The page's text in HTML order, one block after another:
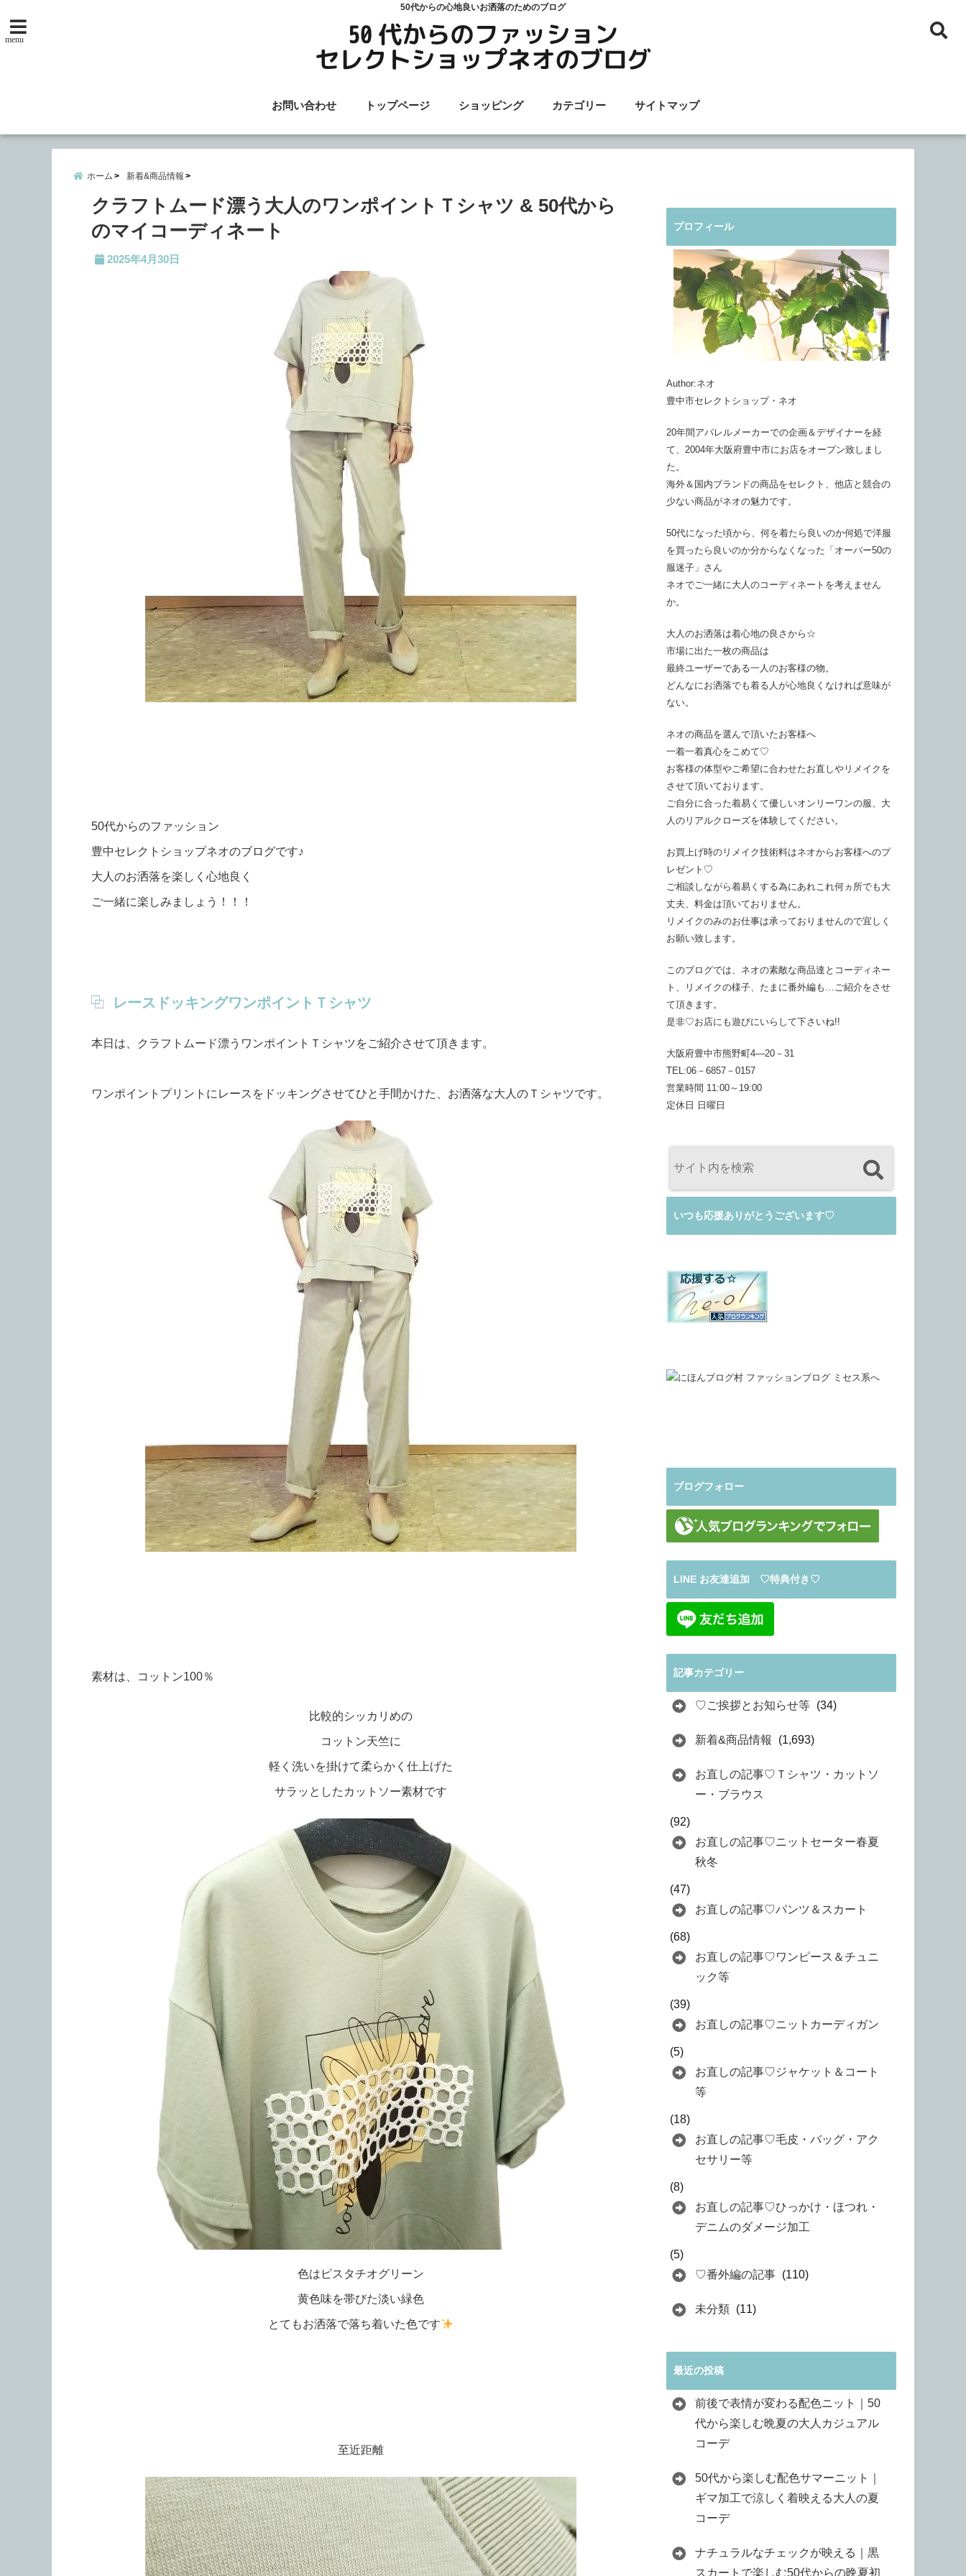
50代からの心地良いお洒落のためのブログ
menu
お問い合わせ トップページ ショッピング カテゴリー サイトマップ
ホーム 新着&商品情報
クラフトムード漂う大人のワンポイントＴシャツ & 50代から
のマイコーディネート
2025年4月30日
50代からのファッション
豊中セレクトショップネオのブログです♪
大人のお洒落を楽しく心地良く
ご一緒に楽しみましょう！！！
レースドッキングワンポイントＴシャツ
本日は、クラフトムード漂うワンポイントＴシャツをご紹介させて頂きます。
ワンポイントプリントにレースをドッキングさせてひと手間かけた、お洒落な大人のＴシャツです。
素材は、コットン100％
比較的シッカリめの
コットン天竺に
軽く洗いを掛けて柔らかく仕上げた
サラッとしたカットソー素材です
色はピスタチオグリーン
黄色味を帯びた淡い緑色
とてもお洒落で落ち着いた色です
至近距離
プロフィール
Author:ネオ
豊中市セレクトショップ・ネオ
20年間アパレルメーカーでの企画＆デザイナーを経
て、2004年大阪府豊中市にお店をオープン致しまし
た。
海外＆国内ブランドの商品をセレクト、他店と競合の
少ない商品がネオの魅力です。
50代になった頃から、何を着たら良いのか何処で洋服
を買ったら良いのか分からなくなった「オーバー50の
服迷子」さん
ネオでご一緒に大人のコーディネートを考えません
か。
大人のお洒落は着心地の良さから☆
市場に出た一枚の商品は
最終ユーザーである一人のお客様の物。
どんなにお洒落でも着る人が心地良くなければ意味が
ない。
ネオの商品を選んで頂いたお客様へ
一着一着真心をこめて♡
お客様の体型やご希望に合わせたお直しやリメイクを
させて頂いております。
ご自分に合った着易くて優しいオンリーワンの服、大
人のリアルクローズを体験してください。
お買上げ時のリメイク技術料はネオからお客様へのプ
レゼント♡
ご相談しながら着易くする為にあれこれ何ヵ所でも大
丈夫、料金は頂いておりません。
リメイクのみのお仕事は承っておりませんので宜しく
お願い致します。
このブログでは、ネオの素敵な商品達とコーディネー
ト、リメイクの様子、たまに番外編も…ご紹介をさせ
て頂きます。
是非♡お店にも遊びにいらして下さいね!!
大阪府豊中市熊野町4―20－31
TEL:06－6857－0157
営業時間 11:00～19:00
定休日 日曜日
いつも応援ありがとうございます♡
ブログフォロー
LINE お友達追加 ♡特典付き♡
記事カテゴリー
♡ご挨拶とお知らせ等 (34)
新着&商品情報 (1,693)
お直しの記事♡Ｔシャツ・カットソ
ー・ブラウス
(92)
お直しの記事♡ニットセーター春夏
秋冬
(47)
お直しの記事♡パンツ＆スカート
(68)
お直しの記事♡ワンピース＆チュニ
ック等
(39)
お直しの記事♡ニットカーディガン
(5)
お直しの記事♡ジャケット＆コート
等
(18)
お直しの記事♡毛皮・バッグ・アク
セサリー等
(8)
お直しの記事♡ひっかけ・ほつれ・
デニムのダメージ加工
(5)
♡番外編の記事 (110)
未分類 (11)
最近の投稿
前後で表情が変わる配色ニット｜50
代から楽しむ晩夏の大人カジュアル
コーデ
50代から楽しむ配色サマーニット｜
ギマ加工で涼しく着映える大人の夏
コーデ
ナチュラルなチェックが映える｜黒
スカートで楽しむ50代からの晩夏初